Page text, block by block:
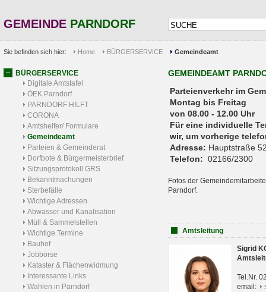
GEMEINDE PARNDORF
Sie befinden sich hier: Home BÜRGERSERVICE Gemeindeamt
BÜRGERSERVICE
Digitale Amtstafel
ÖEK Parndorf
PARNDORF HILFT
CORONA
Amtshelfer/ Formulare
Gemeindeamt
Parteien & Gemeinderat
Dorfbote & Bürgermeisterbrief
Sitzungsprotokoll GRS
Bekanntmachungen
Sterbefälle
Wichtige Adressen
Abwasser und Kanalisation
Müll & Sammelstellen
Wichtige Termine
Bauhof
Jobbörse
Kataster & Flächenwidmung
Interessante Links
Wahlen in Parndorf
GEMEINDEAMT
Parteienverkehr
Montag bis Freitag
von 08.00 - 12.00 Uhr
Für eine individuelle
wir, um vorherige
Adresse: Hauptstraße
Telefon: 02166/2300
Fotos der
Parndorf.
Amtsleitung
Sigrid
Tel.Nr.
email: